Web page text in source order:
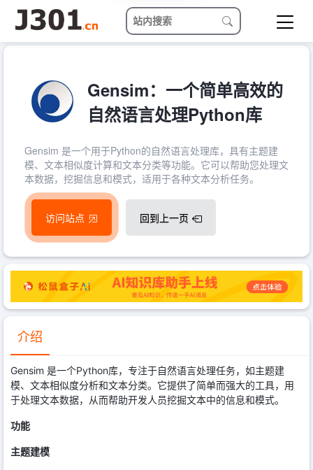
Gensim：一个简单高效的
自然语言处理Python库
Gensim 是一个用于Python的自然语言处理库，具有主题建
模、文本相似度计算和文本分类等功能。它可以帮助您处理文
本数据，挖掘信息和模式，适用于各种文本分析任务。
访问站点 回到上一页
介绍
Gensim 是一个Python库，专注于自然语言处理任务，如主题建
模、文本相似度分析和文本分类。它提供了简单而强大的工具，用
于处理文本数据，从而帮助开发人员挖掘文本中的信息和模式。
功能
主题建模